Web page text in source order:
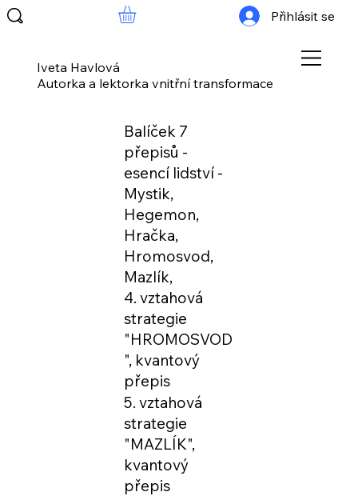
Iveta Havlová
Autorka a lektorka vnitřní transformace
Přihlásit se
Balíček 7
přepisů -
esencí lidství -
Mystik,
Hegemon,
Hračka,
Hromosvod,
Mazlík,
4. vztahová
strategie
"HROMOSVOD
", kvantový
přepis
5. vztahová
strategie
"MAZLÍK",
kvantový
přepis